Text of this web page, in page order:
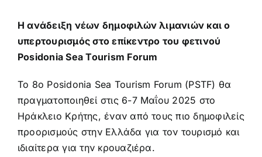
Η ανάδειξη νέων δημοφιλών λιμανιών και ο
υπερτουρισμός στο επίκεντρο του φετινού
Posidonia Sea Tourism Forum
Το 8ο Posidonia Sea Tourism Forum (PSTF) θα
πραγματοποιηθεί στις 6-7 Μαΐου 2025 στο
Ηράκλειο Κρήτης, έναν από τους πιο δημοφιλείς
προορισμούς στην Ελλάδα για τον τουρισμό και
ιδιαίτερα για την κρουαζιέρα.